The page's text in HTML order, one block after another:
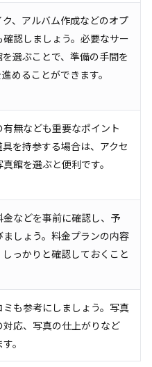
、アルバム作成などのオプ
認しましょう。必要なサー
選ぶことで、準備の手間を
めることができます。
無なども重要なポイント
を持参する場合は、アクセ
館を選ぶと便利です。
などを事前に確認し、予
しょう。料金プランの内容
っかりと確認しておくこと
も参考にしましょう。写真
応、写真の仕上がりなど
。